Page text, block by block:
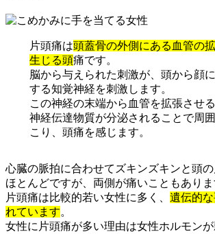
片頭痛は頭蓋骨の外側にある血管の
生じる頭痛です。
脳から与えられた刺激が、頭から顔
する知覚神経を刺激します。
この神経の末端から血管を拡張させ
神経伝達物質が分泌されることで周
こり、頭痛を感じます。
心臓の脈拍に合わせてズキンズキンと頭
ほとんどですが、両側が痛いこともありま
片頭痛は比較的若い女性に多く、 遺伝的
れています。
女性に片頭痛が多い理由は女性ホルモン